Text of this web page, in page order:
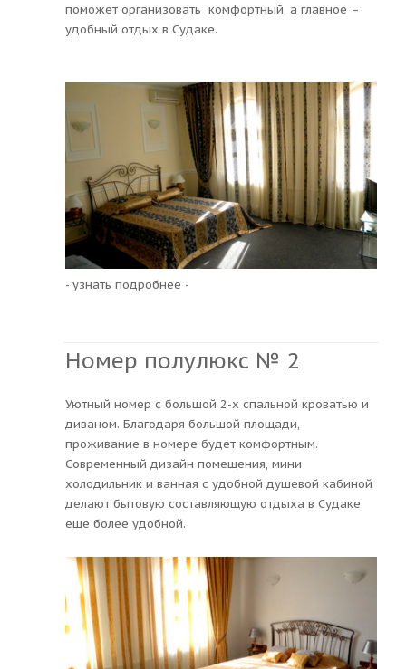
поможет организовать комфортный, а главное –
удобный отдых в Судаке.
- узнать подробнее -
Номер полулюкс № 2
Уютный номер с большой 2-х спальной кроватью и
диваном. Благодаря большой площади,
проживание в номере будет комфортным.
Современный дизайн помещения, мини
холодильник и ванная с удобной душевой кабиной
делают бытовую составляющую отдыха в Судаке
еще более удобной.